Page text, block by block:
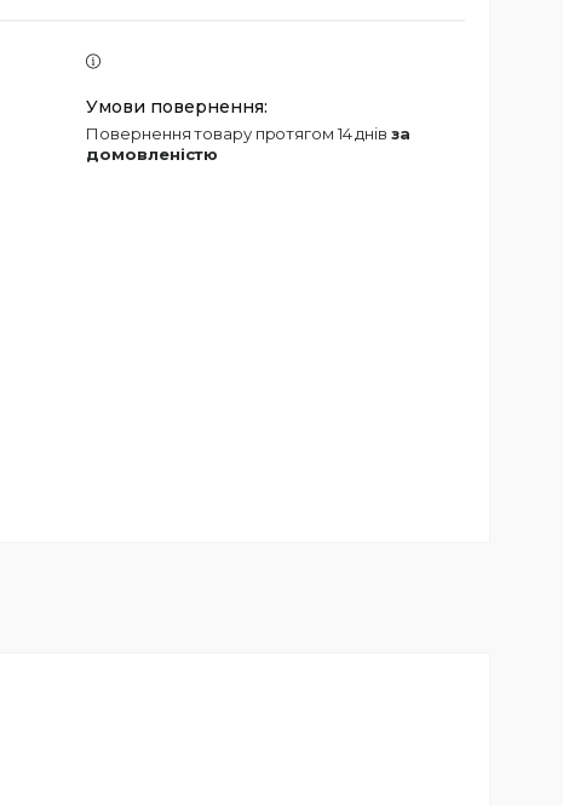
повернення товару протягом 14 днів за
домовленістю